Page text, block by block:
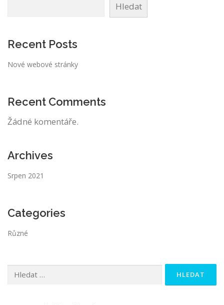
Hledat
Recent Posts
Nové webové stránky
Recent Comments
Žádné komentáře.
Archives
Srpen 2021
Categories
Různé
Vyhledávání